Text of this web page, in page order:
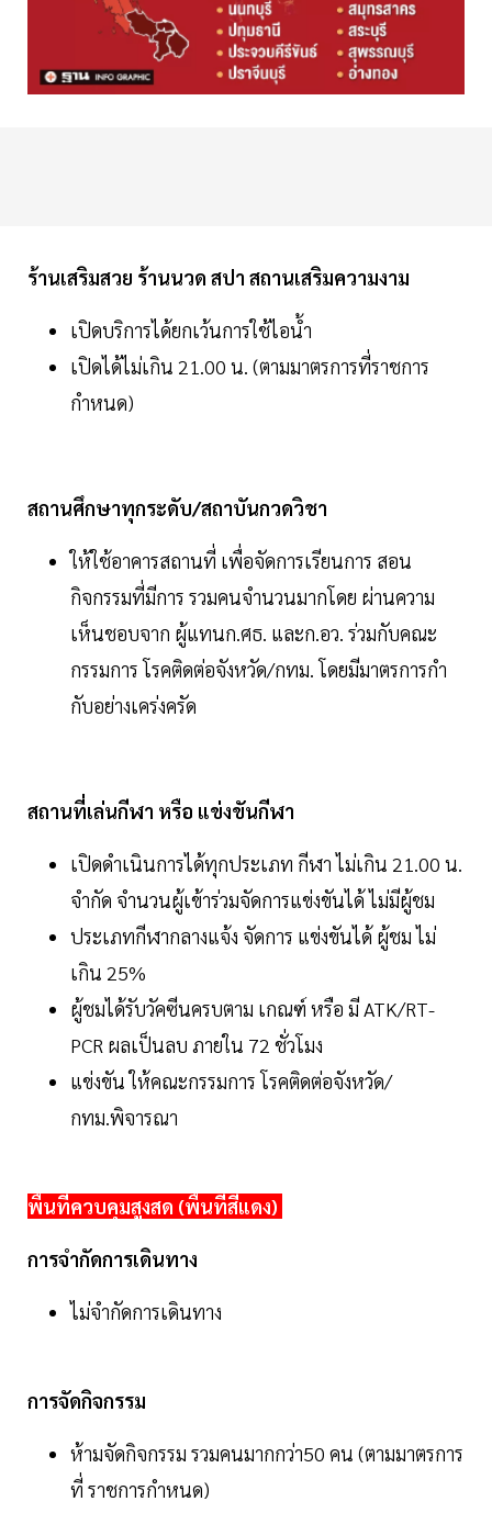
ร้านเสริมสวย ร้านนวด สปา สถานเสริมความงาม
เปิดบริการได้ยกเว้นการใช้ไอน้ำ
เปิดได้ไม่เกิน 21.00 น. (ตามมาตรการที่ราชการ
กำหนด)
สถานศึกษาทุกระดับ/สถาบันกวดวิชา
ให้ใช้อาคารสถานที่ เพื่อจัดการเรียนการ สอน
กิจกรรมที่มีการ รวมคนจํานวนมากโดย ผ่านความ
เห็นชอบจาก ผู้แทนก.ศธ. และก.อว. ร่วมกับคณะ
กรรมการ โรคติดต่อจังหวัด/กทม. โดยมีมาตรการกํา
กับอย่างเคร่งครัด
สถานที่เล่นกีฬา หรือ แข่งขันกีฬา
เปิดดําเนินการได้ทุกประเภท กีฬา ไม่เกิน 21.00 น.
จํากัด จํานวนผู้เข้าร่วมจัดการแข่งขันได้ ไม่มีผู้ชม
ประเภทกีฬากลางแจ้ง จัดการ แข่งขันได้ ผู้ชม ไม่
เกิน 25%
ผู้ชมได้รับวัคซีนครบตาม เกณฑ์ หรือ มี ATK/RT-
PCR ผลเป็นลบ ภายใน 72 ชั่วโมง
แข่งขัน ให้คณะกรรมการ โรคติดต่อจังหวัด/
กทม.พิจารณา
พื้นที่ควบคุมสูงสด (พื้นที่สีแดง)
การจำกัดการเดินทาง
ไม่จํากัดการเดินทาง
การจัดกิจกรรม
ห้ามจัดกิจกรรม รวมคนมากกว่า50 คน (ตามมาตรการ
ที่ ราชการกําหนด)